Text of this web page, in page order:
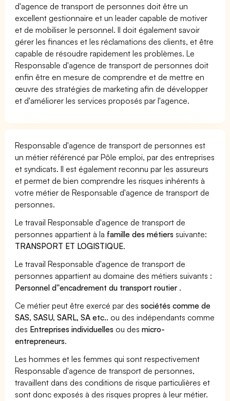
d'agence de transport de personnes doit être un
excellent gestionnaire et un leader capable de motiver
et de mobiliser le personnel. Il doit également savoir
gérer les finances et les réclamations des clients, et être
capable de résoudre rapidement les problèmes. Le
Responsable d'agence de transport de personnes doit
enfin être en mesure de comprendre et de mettre en
œuvre des stratégies de marketing afin de développer
et d'améliorer les services proposés par l'agence.
Responsable d'agence de transport de personnes est
un métier référencé par Pôle emploi, par des entreprises
et syndicats. Il est également reconnu par les assureurs
et permet de bien comprendre les risques inhérents à
votre métier de Responsable d'agence de transport de
personnes.
Le travail Responsable d'agence de transport de
personnes appartient à la famille des métiers suivante:
TRANSPORT ET LOGISTIQUE.
Le travail Responsable d'agence de transport de
personnes appartient au domaine des métiers suivants :
Personnel d''encadrement du transport routier .
Ce métier peut être exercé par dessociétés comme de
SAS, SASU, SARL, SA etc.. ou des indépendants comme
des Entreprises individuelles ou desmicro-
entrepreneurs.
Les hommes et les femmes qui sont respectivement
Responsable d'agence de transport de personnes,
travaillent dans des conditions de risque particulières et
sont donc exposés à des risques propres à leur métier.